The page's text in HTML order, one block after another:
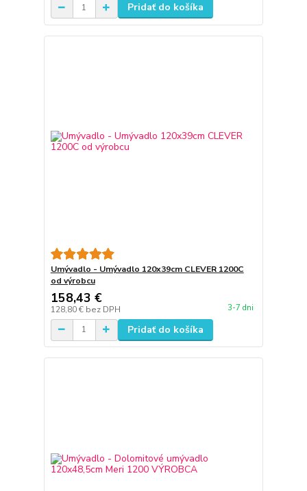
Pridať do košíka
Umývadlo - Umývadlo 120x39cm CLEVER 1200C
od výrobcu
158,43 €
128,80 € bez DPH 3-7 dni
Pridať do košíka